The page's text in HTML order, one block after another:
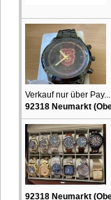
Verkauf nur über Pay...
92318 Neumarkt
92318 Neumarkt